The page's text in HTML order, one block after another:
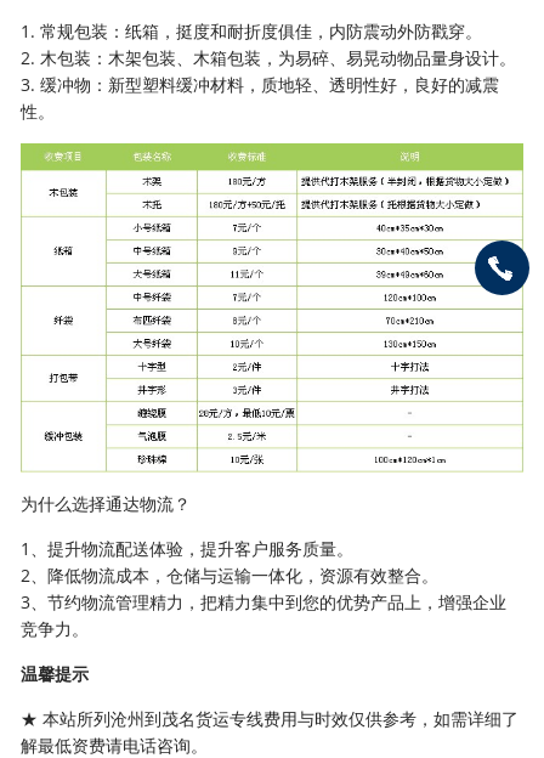
1. 常规包装：纸箱，挺度和耐折度俱佳，内防震动外防戳穿。
2. 木包装：木架包装、木箱包装，为易碎、易晃动物品量身设计。
3. 缓冲物：新型塑料缓冲材料，质地轻、透明性好，良好的减震
性。
为什么选择通达物流？
1、提升物流配送体验，提升客户服务质量。
2、降低物流成本，仓储与运输一体化，资源有效整合。
3、节约物流管理精力，把精力集中到您的优势产品上，增强企业
竞争力。
温馨提示
★ 本站所列沧州到茂名货运专线费用与时效仅供参考，如需详细了
解最低资费请电话咨询。